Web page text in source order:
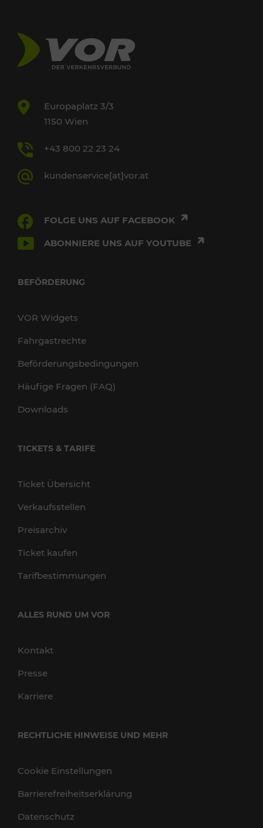
Europaplatz 3/3
1150 Wien
+43 800 22 23 24
kundenservice[at]vor.at
FOLGE UNS AUF FACEBOOK
ABONNIERE UNS AUF YOUTUBE
BEFÖRDERUNG
VOR Widgets
Fahrgastrechte
Beförderungsbedingungen
Häufige Fragen (FAQ)
Downloads
TICKETS & TARIFE
Ticket Übersicht
Verkaufsstellen
Preisarchiv
Ticket kaufen
Tarifbestimmungen
ALLES RUND UM VOR
Kontakt
Presse
Karriere
RECHTLICHE HINWEISE UND MEHR
Cookie Einstellungen
Barrierefreiheitserklärung
Datenschutz